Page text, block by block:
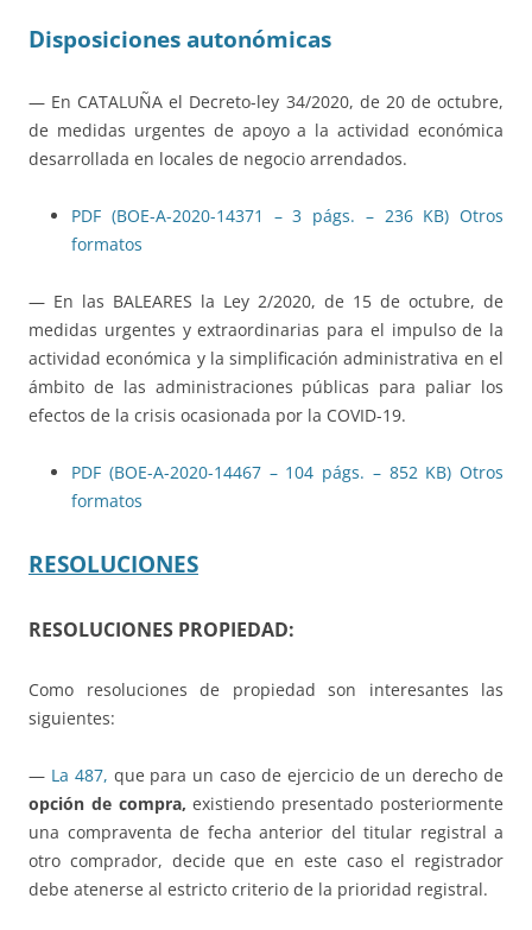
Disposiciones autonómicas
— En CATALUÑA el Decreto-ley 34/2020, de 20 de octubre,
de medidas urgentes de apoyo a la actividad económica
desarrollada en locales de negocio arrendados.
PDF (BOE-A-2020-14371 – 3 págs. – 236 KB) Otros
formatos
— En las BALEARES la Ley 2/2020, de 15 de octubre, de
medidas urgentes y extraordinarias para el impulso de la
actividad económica y la simplificación administrativa en el
ámbito de las administraciones públicas para paliar los
efectos de la crisis ocasionada por la COVID-19.
PDF (BOE-A-2020-14467 – 104 págs. – 852 KB) Otros
formatos
RESOLUCIONES
RESOLUCIONES PROPIEDAD:
Como resoluciones de propiedad son interesantes las
siguientes:
— La 487, que para un caso de ejercicio de un derecho de
opción de compra, existiendo presentado posteriormente
una compraventa de fecha anterior del titular registral a
otro comprador, decide que en este caso el registrador
debe atenerse al estricto criterio de la prioridad registral.